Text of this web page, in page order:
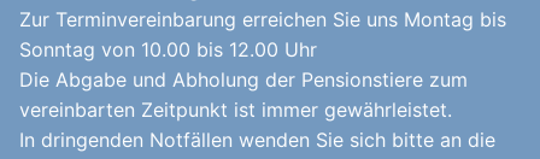
Zur Terminvereinbarung erreichen Sie uns Montag bis
Sonntag von 10.00 bis 12.00 Uhr
Die Abgabe und Abholung der Pensionstiere zum
vereinbarten Zeitpunkt ist immer gewährleistet.
In dringenden Notfällen wenden Sie sich bitte an die